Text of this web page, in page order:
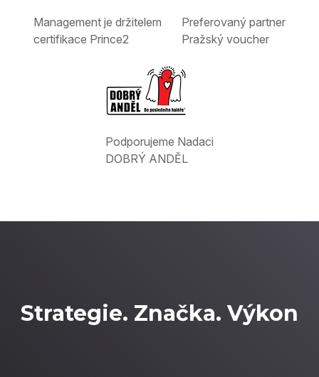
Management je držitelem
certifikace Prince2
Preferovaný partner
Pražský voucher
Podporujeme Nadaci
DOBRÝ ANDĚL
Strategie. Značka. Výkon